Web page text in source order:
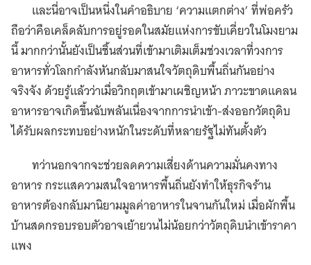
และนี่อาจเป็นหนึ่งในคำอธิบาย ‘ความแตกต่าง’ ที่พ่อครัว
ถือว่าคือเคล็ดลับการอยู่รอดในสมัยแห่งการขับเคี่ยวในโมงยาม
นี้ มากกว่านั้นยังเป็นชิ้นส่วนที่เข้ามาเติมเต็มช่วงเวลาที่วงการ
อาหารทั่วโลกกำลังหันกลับมาสนใจวัตถุดิบพื้นถิ่นกันอย่าง
จริงจัง ด้วยรู้แล้วว่าเมื่อวิกฤตเข้ามาเผชิญหน้า ภาวะขาดแคลน
อาหารอาจเกิดขึ้นฉับพลันเนื่องจากการนำเข้า-ส่งออกวัตถุดิบ
ได้รับผลกระทบอย่างหนักในระดับที่หลายรัฐไม่ทันตั้งตัว
ทว่านอกจากจะช่วยลดความเสี่ยงด้านความมั่นคงทาง
อาหาร กระแสความสนใจอาหารพื้นถิ่นยังทำให้ธุรกิจร้าน
อาหารต้องกลับมานิยามมูลค่าอาหารในจานกันใหม่ เมื่อผักพื้น
บ้านสดกรอบรอบตัวอาจเย้ายวนไม่น้อยกว่าวัตถุดิบนำเข้าราคา
แพง